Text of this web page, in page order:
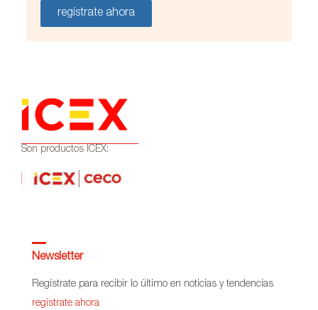
regístrate ahora
Son productos ICEX:
Newsletter
Regístrate para recibir lo último en noticias y tendencias
regístrate ahora